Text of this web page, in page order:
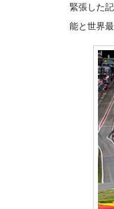
緊張した
能と世界